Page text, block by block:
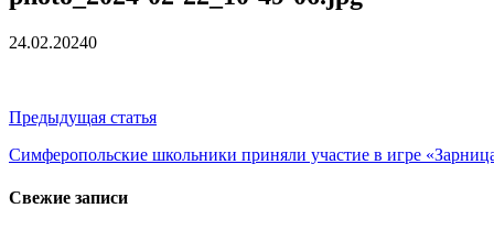
24.02.20240
Навигация
по
Предыдущая статья
Симферопольские школьники приняли участие в игре
Свежие записи